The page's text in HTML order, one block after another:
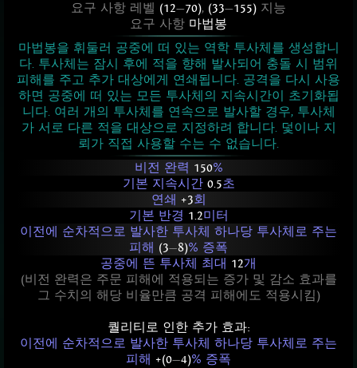
요구 사항 레벨 (12—70), (33—155) 지능
요구 사항 마법봉
마법봉을 휘둘러 공중에 떠 있는 역학 투사체를 생성합니
다. 투사체는 잠시 후에 적을 향해 발사되어 충돌 시 범위
피해를 주고 추가 대상에게 연쇄됩니다. 공격을 다시 사용
하면 공중에 떠 있는 모든 투사체의 지속시간이 초기화됩
니다. 여러 개의 투사체를 연속으로 발사할 경우, 투사체
가 서로 다른 적을 대상으로 지정하려 합니다. 덫이나 지
뢰가 직접 사용할 수는 수 없습니다.
비전 완력 150%
기본 지속시간 0.5초
연쇄 +3회
기본 반경 1.2미터
이전에 순차적으로 발사한 투사체 하나당 투사체로 주는
피해 (3—8)% 증폭
공중에 뜬 투사체 최대 12개
(비전 완력은 주문 피해에 적용되는 증가 및 감소 효과를
그 수치의 해당 비율만큼 공격 피해에도 적용시킴)
퀄리티로 인한 추가 효과:
이전에 순차적으로 발사한 투사체 하나당 투사체로 주는
피해 +(0—4)% 증폭